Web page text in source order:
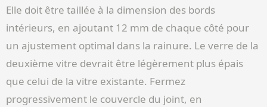
Elle doit être taillée à la dimension des bords
intérieurs, en ajoutant 12 mm de chaque côté pour
un ajustement optimal dans la rainure. Le verre de la
deuxième vitre devrait être légèrement plus épais
que celui de la vitre existante. Fermez
progressivement le couvercle du joint, en